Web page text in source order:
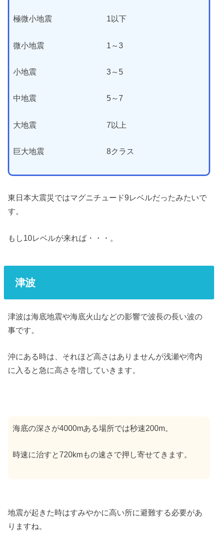
極微小地震 1以下
微小地震 1～3
小地震 3～5
中地震 5～7
大地震 7以上
巨大地震 8クラス
東日本大震災ではマグニチュード9レベルだったみたいで
す。
もし10レベルが来れば・・・。
津波
津波は海底地震や海底火山などの影響で波長の長い波の
事です。
沖にある時は、それほど高さはありませんが浅瀬や湾内
に入ると急に高さを増していきます。
海底の深さが4000mある場所では秒速200m。
時速に治すと720kmもの速さで押し寄せてきます。
地震が起きた時はすみやかに高い所に避難する必要があ
りますね。